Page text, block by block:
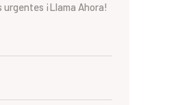
urgentes ¡Llama Ahora!